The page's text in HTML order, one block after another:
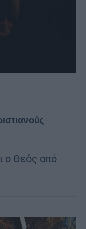
ο Θεός από